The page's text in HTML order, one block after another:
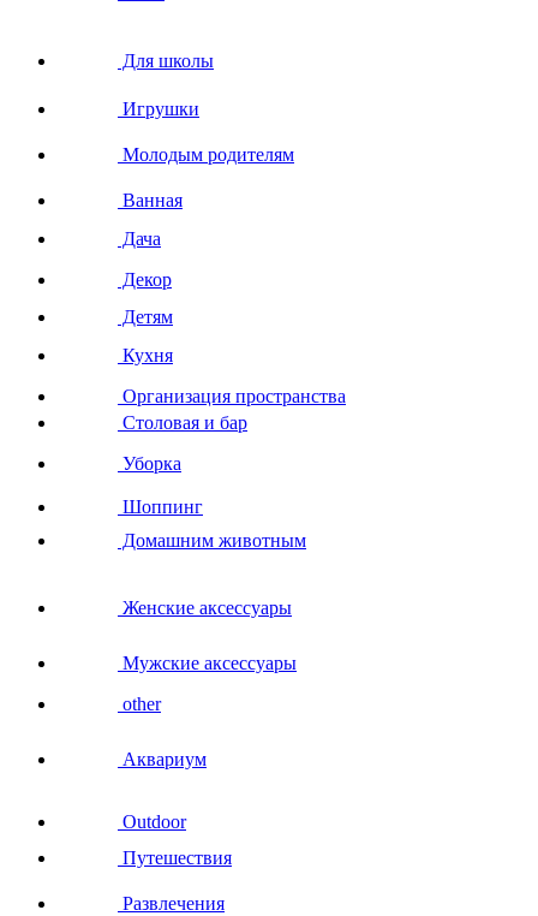
Для школы
Игрушки
Молодым родителям
Ванная
Дача
Декор
Детям
Кухня
Организация пространства
Столовая и бар
Уборка
Шоппинг
Домашним животным
Женские аксессуары
Мужские аксессуары
other
Аквариум
Outdoor
Путешествия
Развлечения